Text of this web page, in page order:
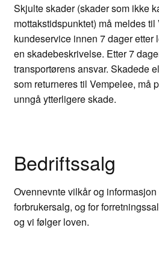
Skjulte skader (skader som ikke
mottakstidspunktet) må meldes til
kundeservice innen 7 dager etter
en skadebeskrivelse. Etter 7
transportørens ansvar. Skadede
som returneres til Vempelee, må
unngå ytterligere skade.
Bedriftssalg
Ovennevnte vilkår og
forbrukersalg, og for
og vi følger loven.